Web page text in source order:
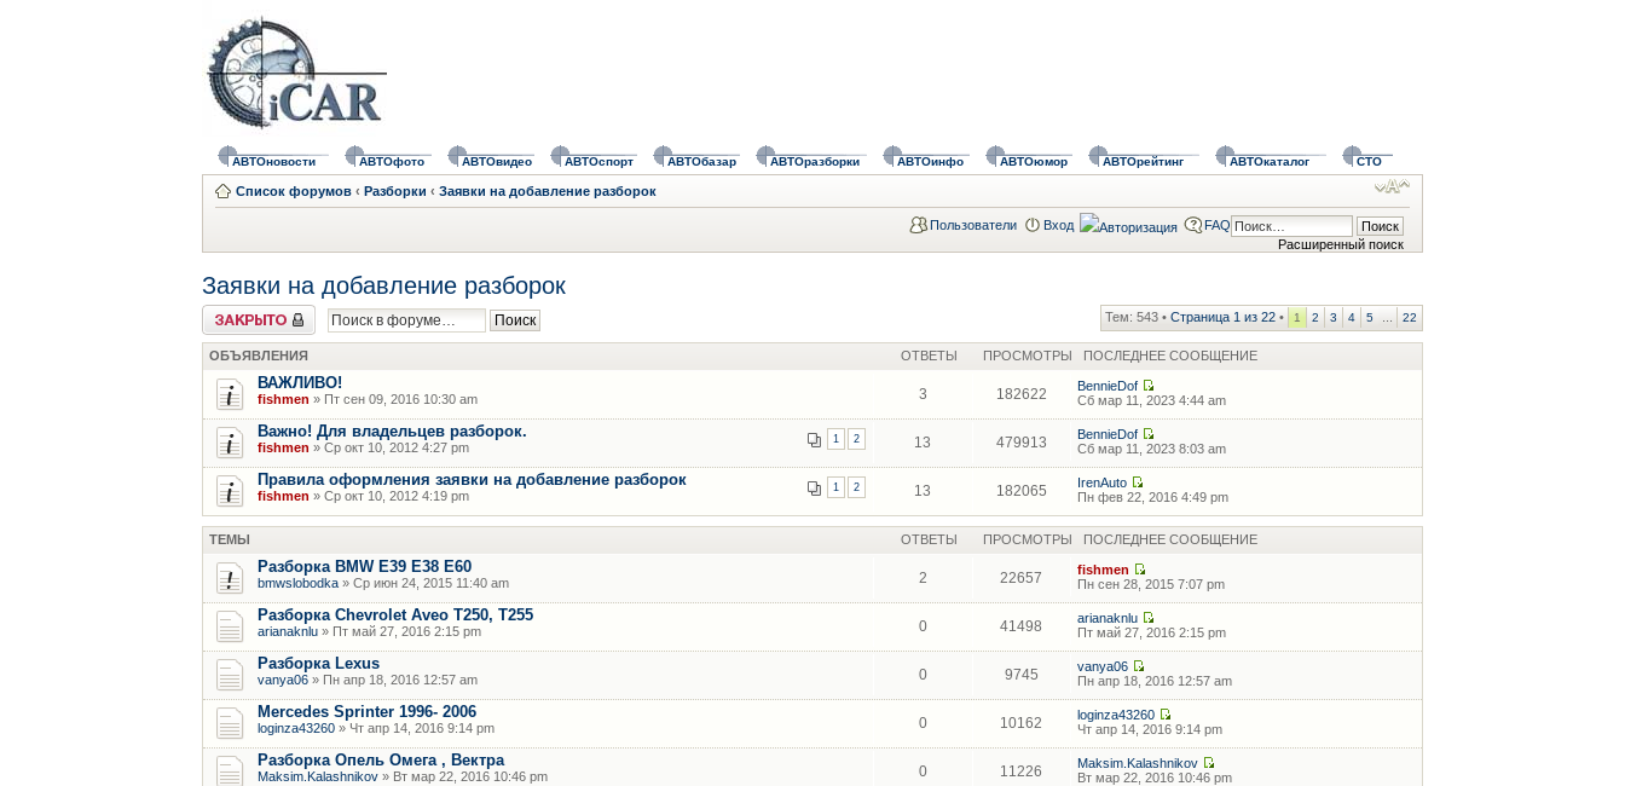
АВТОновости АВТОфото АВТОвидео АВТОспорт АВТОбазар АВТОразборки АВТОинфо АВТОюмор АВТОрейтинг АВТОкаталог СТО
Список форумов ‹ Разборки ‹ Заявки на добавление разборок
Расширенный поиск
Пользователи Вход FAQ
Заявки на добавление разборок
Форум закрыт Тем: 543 • Страница 1 из 22 • 1 2 3 4 5 22
ОБЪЯВЛЕНИЯ ОТВЕТЫ ПРОСМОТРЫ ПОСЛЕДНЕЕ СООБЩЕНИЕ
ВАЖЛИВО!
fishmen » Пт сен 09, 2016 10:30 am 3 182622
BennieDof
Сб мар 11, 2023 4:44 am
Важно! Для владельцев разборок. 1 2
fishmen » Ср окт 10, 2012 4:27 pm 13 479913
BennieDof
Сб мар 11, 2023 8:03 am
Правила оформления заявки на добавление разборок 1 2
fishmen » Ср окт 10, 2012 4:19 pm 13 182065
IrenAuto
Пн фев 22, 2016 4:49 pm
ТЕМЫ ОТВЕТЫ ПРОСМОТРЫ ПОСЛЕДНЕЕ СООБЩЕНИЕ
Разборка BMW E39 E38 E60
bmwslobodka » Ср июн 24, 2015 11:40 am 2 22657
fishmen
Пн сен 28, 2015 7:07 pm
Разборка Chevrolet Aveo T250, T255
arianaknlu » Пт май 27, 2016 2:15 pm 0 41498
arianaknlu
Пт май 27, 2016 2:15 pm
Разборка Lexus
vanya06 » Пн апр 18, 2016 12:57 am 0 9745
vanya06
Пн апр 18, 2016 12:57 am
Mercedes Sprinter 1996- 2006
loginza43260 » Чт апр 14, 2016 9:14 pm 0 10162
loginza43260
Чт апр 14, 2016 9:14 pm
Разборка Опель Омега , Вектра
Maksim.Kalashnikov » Вт мар 22, 2016 10:46 pm 0 11226
Maksim.Kalashnikov
Вт мар 22, 2016 10:46 pm